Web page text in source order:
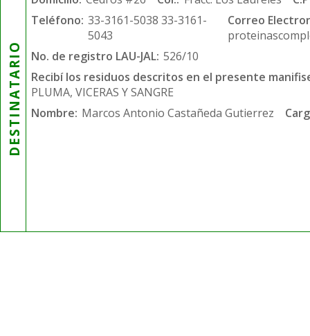
DESTINATARIO
Teléfono: 33-3161-5038 33-3161-
5043
Correo
No. de registro LAU-JAL: 526/10
Recibí los residuos descritos en el presente
PLUMA, VICERAS Y SANGRE
Nombre: Marcos Antonio Castañeda Gutierrez